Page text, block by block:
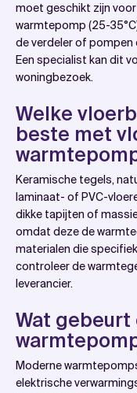
moet geschikt zijn
warmtepomp (25-
de verdeler of
Een specialist kan dit
woningbezoek.
Welke
beste met
Keramische tegels,
laminaat- of PVC-
dikke tapijten of
omdat deze de
materialen die
controleer de
leverancier.
Wat gebeurt
Moderne
elektrische